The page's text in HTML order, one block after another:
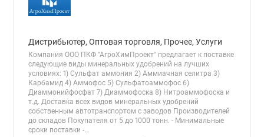
Дистрибьютер, Оптовая торговля, Прочее, Услуги
Компания ООО ПКФ "АгроХимПроект" предлагает к поставке
следующие виды минеральных удобрений на лучших
условиях: 1) Сульфат аммония 2) Аммиачная селитра 3)
Карбамид 4) Аммофос 5) Сульфатоаммофос 6)
Диаммонийфосфат 7) Диаммофоска 8) Нитроаммофоска и
т.д. Доставка всех видов минеральных удобрений
собственным автотранспортом с заводов Производителей
до складов Покупателя от 5 до 1000 тонн. - Минимальные
сроки поставки -...